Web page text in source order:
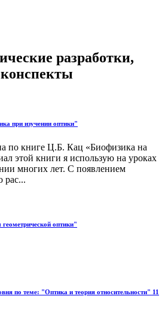
разработки,
при изучении оптики"
по книге Ц.Б. Кац «Биофизика на
этой книги я использую на уроках
многих лет. С появлением
рас...
оптики"
по теме: "Оптика и теория относительности" 11